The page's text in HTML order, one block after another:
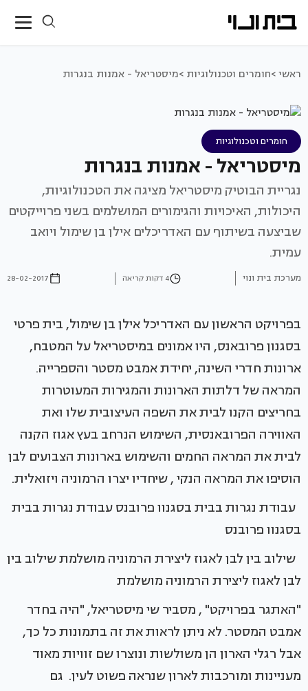
ראשי >חומרים וטכנולוגיות >מיסטריאל - אמנות בנגרות
חומרים וטכנולוגיות
מיסטריאל - אמנות בנגרות
נגריית הבוטיק מיסטריאל מציגה את הטכנולוגיות,
היכולות, האיכויות והגימורים המושלמים בשני פרוייקטים
שביצעה בשיתוף עם האדריכלים אילן בן שימול ויואב
עמית.
מערכת בית ונוי 4 דקות קריאה 28-02-2017
בפרויקט הראשון עם האדריכל אילן בן שימול, בית פרטי
בסגנון פרובאנס, היו אמונים במיסטריאל על המטבח,
ארונות חדרי השינה, יחידת אמבט מסטר והספרייה.
המראה של דלתות הארונות והמגירות המעוטרות
בחריצים הקנו לבית את השפה העיצובית שלו ואת
האווירה הפרובאנסית, השימוש הנרחב בעץ אגוז הקנה
לבית את המראה החמים והשימוש בארונות הצבועים לבן
הוסיפו את המראה הנקי , שיחדיו יצרו הרמוניה ויזואלית.
עבודת נגרות בבית בסגנוו פרובנס עבודת נגרות בבית
בסגנוו פרובנס
שילוב בין לבן לאגוז ליצירת הרמוניה מושלמת שילוב בין
לבן לאגוז ליצירת הרמוניה מושלמת
"האתגר בפרויקט" , מסביר שי מיסטריאל, "היה בחדר
אמבט המסטר. לא ניתן לראות את זה בתמונות כל כך,
אבל רגלי הארון הן משולשות ונוצרו שם זוויות מאוד
מעניינות ומורכבות לארון שנראה פשוט לעין. גם